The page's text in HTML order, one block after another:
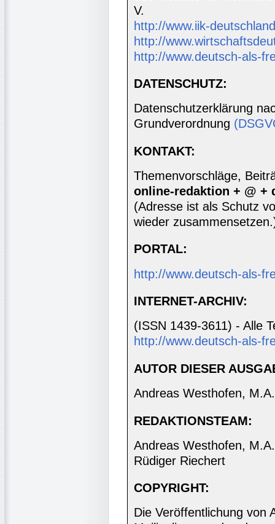
V.
http://www.iik-
http://
http://www.deutsch-als-
DATENSCHUTZ:
Datenschutzerklärung
Grundverordnung
KONTAKT:
Themenvorschläge,
online-redaktion + @ +
(Adresse ist als Schutz
wieder
PORTAL:
http://www.deutsch-als-
INTERNET-ARCHIV:
(ISSN 1439-3611) - Alle
http://www.deutsch-als-
AUTOR DIESER
Andreas Westhofen, M.A.
REDAKTIONSTEAM:
Andreas Westhofen,
Rüdiger Riechert
COPYRIGHT:
Die Veröffentlichung von